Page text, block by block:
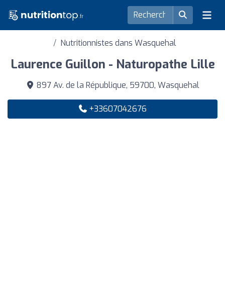
Nutritionnistes dans Wasquehal
Laurence Guillon - Naturopathe Lille
897 Av. de la République, 59700, Wasquehal
+33607042676